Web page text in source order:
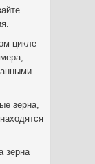
цикле
зерна,
зерна